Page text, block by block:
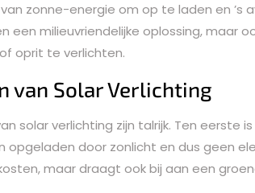
zonne-energie om op te laden en ’s
een milieuvriendelijke oplossing, maar
oprit te verlichten.
van Solar Verlichting
solar verlichting zijn talrijk. Ten eerste
opgeladen door zonlicht en dus geen
maar draagt ook bij aan een